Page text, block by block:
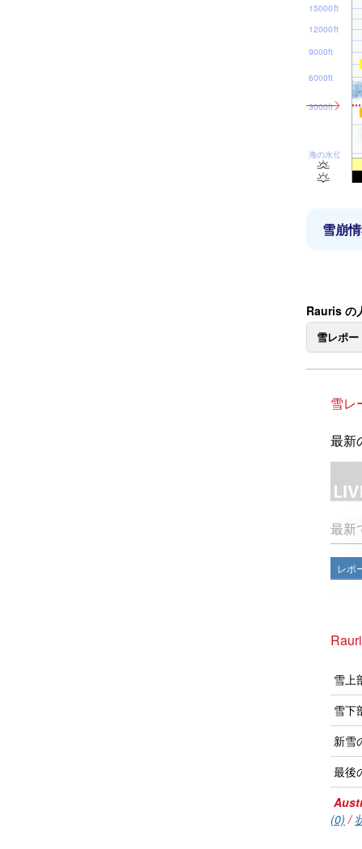
海の水位
3000ft
6000ft
9000ft
12000ft
15000ft
雪崩
Rauris の
雪レポー
雪レ
最新
最新
レポ
雪上
雪下
新雪
最後
(0) /